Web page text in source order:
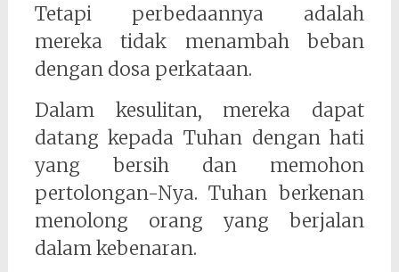
Tetapi perbedaannya adalah
mereka tidak menambah beban
dengan dosa perkataan.
Dalam kesulitan, mereka dapat
datang kepada Tuhan dengan hati
yang bersih dan memohon
pertolongan-Nya. Tuhan berkenan
menolong orang yang berjalan
dalam kebenaran.